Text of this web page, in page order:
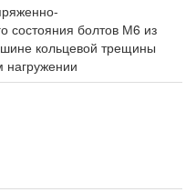
состояния болтов М6 из
кольцевой трещины
нагружении